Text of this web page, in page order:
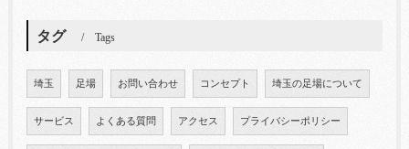
タグ Tags
埼玉 足場 お問い合わせ コンセプト 埼玉の足場について
サービス よくある質問 アクセス プライバシーポリシー